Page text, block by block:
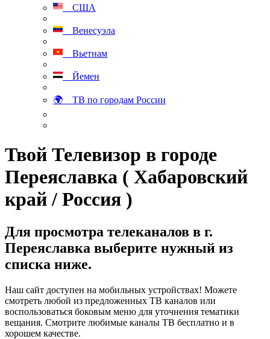
США
Венесуэла
Вьетнам
Йемен
🌍 ТВ по городам России
Твой Телевизор в городе
Переяславка ( Хабаровский
край / Россия )
Для просмотра телеканалов в г.
Переяславка выберите нужный из
списка ниже.
Наш сайт доступен на мобильных устройствах! Можете
смотреть любой из предложенных ТВ каналов или
воспользоваться боковым меню для уточнения тематики
вещания. Смотрите любимые каналы ТВ бесплатно и в
хорошем качестве.